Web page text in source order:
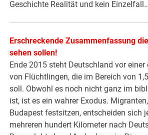
Geschichte Realität und kein
Erschreckende Zusammenfassung
sehen sollen!
Ende 2015 steht Deutschland vor einer
von Flüchtlingen, die im Bereich von
soll. Obwohl es noch nicht ganz im
ist, ist es ein wahrer Exodus.
Budapest festsitzen, entscheiden sich
mehreren hundert Kilometer nach